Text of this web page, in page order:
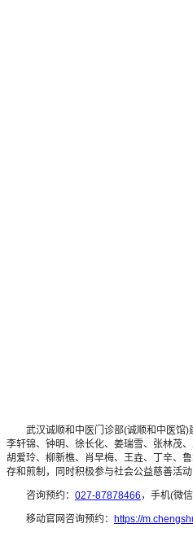
武汉诚顺和中医门诊部(诚顺和中医馆)建
李轩锦、钟明、徐长化、姜瑞雪、张林茂
胡爱玲、柳新樵、肖早梅、王垚、丁辛、
存和煎制，同时积极参与社会公益慈善活
咨询预约： 027-87878466 ，手机(微信
移动官网咨询预约： https://